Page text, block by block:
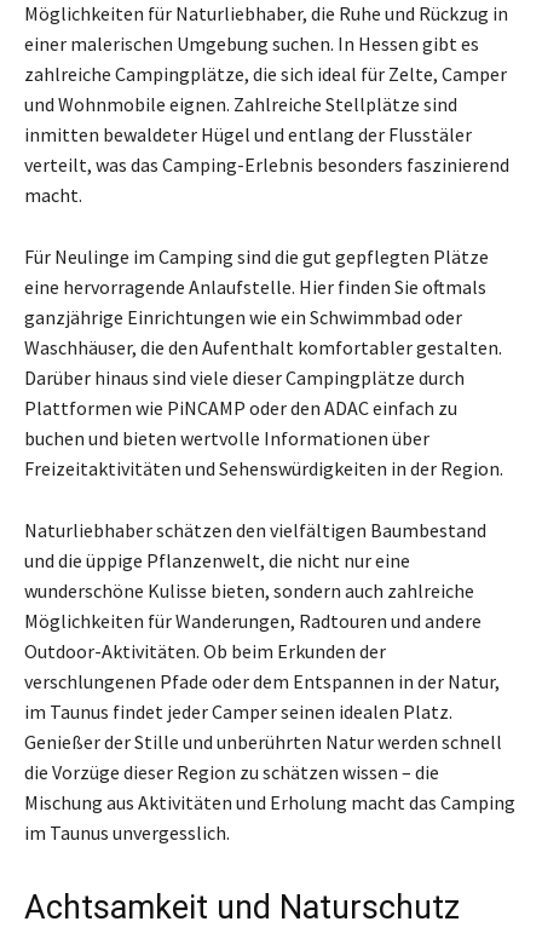
Möglichkeiten für Naturliebhaber, die Ruhe und Rückzug in
einer malerischen Umgebung suchen. In Hessen gibt es
zahlreiche Campingplätze, die sich ideal für Zelte, Camper
und Wohnmobile eignen. Zahlreiche Stellplätze sind
inmitten bewaldeter Hügel und entlang der Flusstäler
verteilt, was das Camping-Erlebnis besonders faszinierend
macht.
Für Neulinge im Camping sind die gut gepflegten Plätze
eine hervorragende Anlaufstelle. Hier finden Sie oftmals
ganzjährige Einrichtungen wie ein Schwimmbad oder
Waschhäuser, die den Aufenthalt komfortabler gestalten.
Darüber hinaus sind viele dieser Campingplätze durch
Plattformen wie PiNCAMP oder den ADAC einfach zu
buchen und bieten wertvolle Informationen über
Freizeitaktivitäten und Sehenswürdigkeiten in der Region.
Naturliebhaber schätzen den vielfältigen Baumbestand
und die üppige Pflanzenwelt, die nicht nur eine
wunderschöne Kulisse bieten, sondern auch zahlreiche
Möglichkeiten für Wanderungen, Radtouren und andere
Outdoor-Aktivitäten. Ob beim Erkunden der
verschlungenen Pfade oder dem Entspannen in der Natur,
im Taunus findet jeder Camper seinen idealen Platz.
Genießer der Stille und unberührten Natur werden schnell
die Vorzüge dieser Region zu schätzen wissen – die
Mischung aus Aktivitäten und Erholung macht das Camping
im Taunus unvergesslich.
Achtsamkeit und Naturschutz